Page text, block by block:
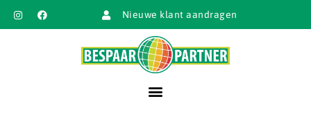
Nieuwe klant aandragen